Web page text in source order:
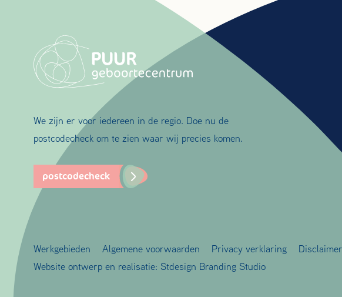
We zijn er voor iedereen in de regio. Doe nu de
postcodecheck om te zien waar wij precies komen.
postcodecheck
Werkgebieden Algemene voorwaarden Privacy verklaring
Disclaimer
Website ontwerp en realisatie: Stdesign Branding Studio